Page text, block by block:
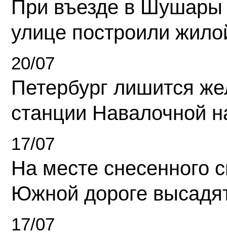
При въезде в Шушары
улице построили
20/07
Петербург лишится
станции Навалочной
17/07
На месте снесенного
Южной дороге
17/07